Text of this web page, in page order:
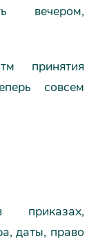
вечером,
принятия
совсем
даты, право